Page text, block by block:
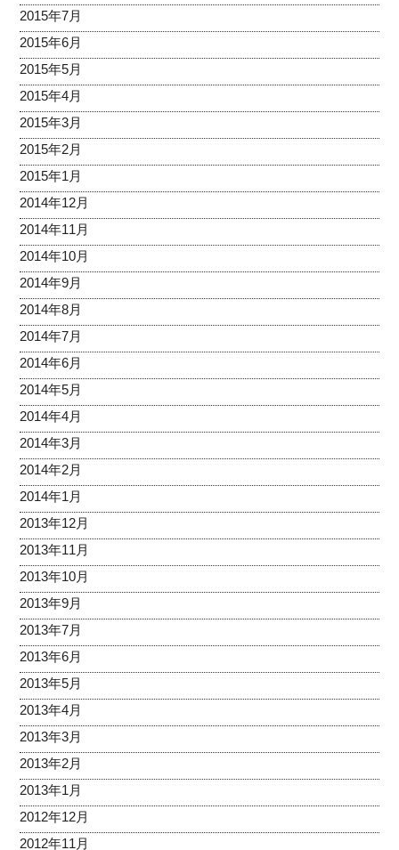
2015年7月
2015年6月
2015年5月
2015年4月
2015年3月
2015年2月
2015年1月
2014年12月
2014年11月
2014年10月
2014年9月
2014年8月
2014年7月
2014年6月
2014年5月
2014年4月
2014年3月
2014年2月
2014年1月
2013年12月
2013年11月
2013年10月
2013年9月
2013年7月
2013年6月
2013年5月
2013年4月
2013年3月
2013年2月
2013年1月
2012年12月
2012年11月